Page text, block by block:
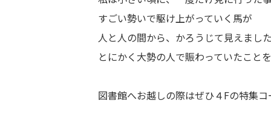
すごい勢いで駆け上がっていく馬が
人と人の間から、かろうじて見えました
とにかく大勢の人で賑わっていたことを
図書館へお越しの際はぜひ４Fの特集